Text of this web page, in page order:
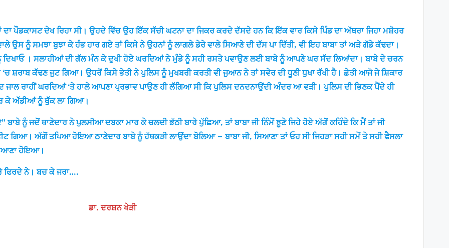
ਦਾ ਪੌਡਕਾਸਟ ਦੇਖ ਰਿਹਾ ਸੀ। ਉਹਦੇ ਵਿੱਚ ਉਹ ਇੱਕ ਸੱਚੀ ਘਟਨਾ ਦਾ ਜਿਕਰ ਕਰਦੇ ਦੱਸਦੇ ਹਨ ਕਿ ਇੱਕ ਵਾਰ ਕਿਸੇ ਪਿੰਡ ਦਾ ਅੱਥਰਾ ਜਿਹਾ ਮਸ਼ੋਹਰ
ਨੂੰ ਸਮਝਾ ਬੁਝਾ ਕੇ ਹੰਭ ਹਾਰ ਗਏ ਤਾਂ ਕਿਸੇ ਨੇ ਉਹਨਾਂ ਨੂੰ ਲਾਗਲੇ ਡੇਰੇ ਵਾਲੇ ਸਿਆਣੇ ਦੀ ਦੱਸ ਪਾ ਦਿੱਤੀ, ਵੀ ਇਹ ਬਾਬਾ ਤਾਂ ਅੜੇ ਗੱਡੇ ਕੱਢਦਾ।
। ਸਲਾਹੀਆਂ ਦੀ ਗੱਲ ਮੰਨ ਕੇ ਦੁਖੀ ਹੋਏ ਘਰਦਿਆਂ ਨੇ ਮੁੰਡੇ ਨੂੰ ਸਹੀ ਰਸਤੇ ਪਵਾਉਣ ਲਈ ਬਾਬੇ ਨੂੰ ਆਪਣੇ ਘਰ ਸੱਦ ਲਿਆਂਦਾ। ਬਾਬੇ ਦੇ ਚਰਨ
ਸ਼ਰਾਬ ਕੱਢਣ ਜੁਟ ਗਿਆ। ਉਧਰੋਂ ਕਿਸੇ ਭੇਤੀ ਨੇ ਪੁਲਿਸ ਨੂੰ ਮੁਖਬਰੀ ਕਰਤੀ ਵੀ ਜੁਆਨ ਨੇ ਤਾਂ ਸਵੇਰ ਦੀ ਧੂਣੀ ਧੁਖਾ ਰੱਖੀ ਹੈ। ਛੇਤੀ ਆਜੋ ਜੇ ਸ਼ਿਕਾਰ
ਰਾਹੀਂ ਘਰਦਿਆਂ ‘ਤੇ ਹਾਲੇ ਆਪਣਾ ਪ੍ਰਭਾਵ ਪਾਉਣ ਹੀ ਲੱਗਿਆ ਸੀ ਕਿ ਪੁਲਿਸ ਦਨਦਨਾਉਂਦੀ ਅੰਦਰ ਆ ਵੜੀ। ਪੁਲਿਸ ਦੀ ਭਿਣਕ ਪੈਂਦੇ ਹੀ
ਕੇ ਅੱਡੀਆਂ ਨੂੰ ਥੁੱਕ ਲਾ ਗਿਆ।
ਨੂੰ ਜਦੋਂ ਥਾਣੇਦਾਰ ਨੇ ਪੁਲਸੀਆ ਦਬਕਾ ਮਾਰ ਕੇ ਚਲਦੀ ਭੱਠੀ ਬਾਰੇ ਪੁੱਛਿਆ, ਤਾਂ ਬਾਬਾ ਜੀ ਨਿੰਮੋਂ ਝੂਣੇ ਜਿਹੇ ਹੋਏ ਅੱਗੋਂ ਕਹਿੰਦੇ ਕਿ ਮੈਂ ਤਾਂ ਜੀ
ਗਿਆ। ਅੱਗੋਂ ਤਪਿਆ ਹੋਇਆ ਠਾਣੇਦਾਰ ਬਾਬੇ ਨੂੰ ਹੱਥਕੜੀ ਲਾਉਂਦਾ ਬੋਲਿਆ – ਬਾਬਾ ਜੀ, ਸਿਆਣਾ ਤਾਂ ਓਹ ਸੀ ਜਿਹੜਾ ਸਹੀ ਸਮੇਂ ਤੇ ਸਹੀ ਫੈਸਲਾ
ਹੋਇਆ।
ਨੇ। ਬਚ ਕੇ ਜਰਾ….
ਡਾ. ਦਰਸ਼ਨ ਖੇੜੀ